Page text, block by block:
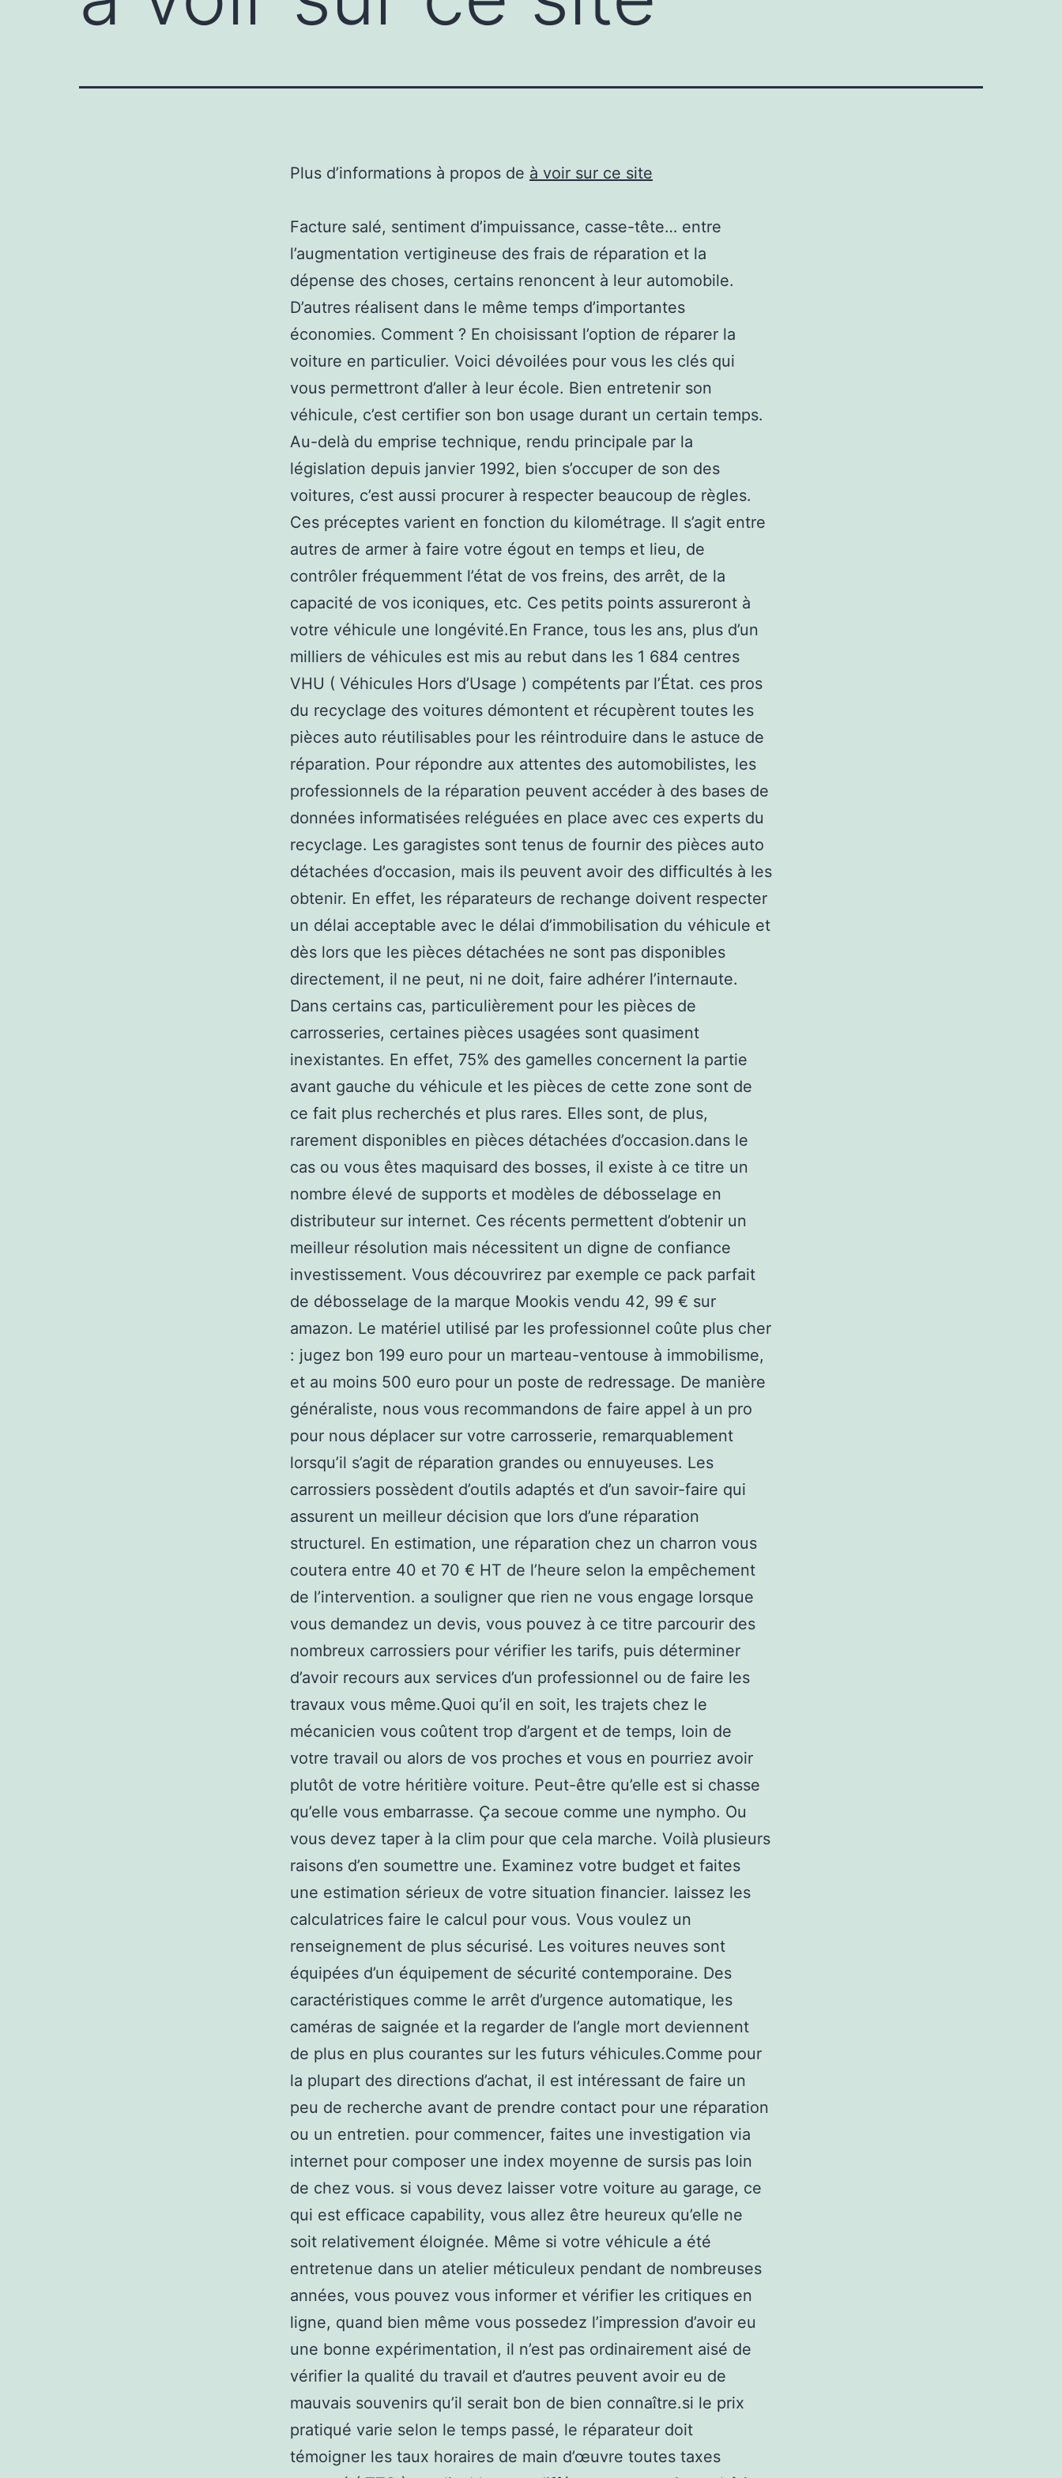
Plus d’informations à propos de à voir sur ce site
Facture salé, sentiment d’impuissance, casse-tête… entre
l’augmentation vertigineuse des frais de réparation et la
dépense des choses, certains renoncent à leur automobile.
D’autres réalisent dans le même temps d’importantes
économies. Comment ? En choisissant l’option de réparer la
voiture en particulier. Voici dévoilées pour vous les clés qui
vous permettront d’aller à leur école. Bien entretenir son
véhicule, c’est certifier son bon usage durant un certain temps.
Au-delà du emprise technique, rendu principale par la
législation depuis janvier 1992, bien s’occuper de son des
voitures, c’est aussi procurer à respecter beaucoup de règles.
Ces préceptes varient en fonction du kilométrage. Il s’agit entre
autres de armer à faire votre égout en temps et lieu, de
contrôler fréquemment l’état de vos freins, des arrêt, de la
capacité de vos iconiques, etc. Ces petits points assureront à
votre véhicule une longévité.En France, tous les ans, plus d’un
milliers de véhicules est mis au rebut dans les 1 684 centres
VHU ( Véhicules Hors d’Usage ) compétents par l’État. ces pros
du recyclage des voitures démontent et récupèrent toutes les
pièces auto réutilisables pour les réintroduire dans le astuce de
réparation. Pour répondre aux attentes des automobilistes, les
professionnels de la réparation peuvent accéder à des bases de
données informatisées reléguées en place avec ces experts du
recyclage. Les garagistes sont tenus de fournir des pièces auto
détachées d’occasion, mais ils peuvent avoir des difficultés à les
obtenir. En effet, les réparateurs de rechange doivent respecter
un délai acceptable avec le délai d’immobilisation du véhicule et
dès lors que les pièces détachées ne sont pas disponibles
directement, il ne peut, ni ne doit, faire adhérer l’internaute.
Dans certains cas, particulièrement pour les pièces de
carrosseries, certaines pièces usagées sont quasiment
inexistantes. En effet, 75% des gamelles concernent la partie
avant gauche du véhicule et les pièces de cette zone sont de
ce fait plus recherchés et plus rares. Elles sont, de plus,
rarement disponibles en pièces détachées d’occasion.dans le
cas ou vous êtes maquisard des bosses, il existe à ce titre un
nombre élevé de supports et modèles de débosselage en
distributeur sur internet. Ces récents permettent d’obtenir un
meilleur résolution mais nécessitent un digne de confiance
investissement. Vous découvrirez par exemple ce pack parfait
de débosselage de la marque Mookis vendu 42, 99 € sur
amazon. Le matériel utilisé par les professionnel coûte plus cher
: jugez bon 199 euro pour un marteau-ventouse à immobilisme,
et au moins 500 euro pour un poste de redressage. De manière
généraliste, nous vous recommandons de faire appel à un pro
pour nous déplacer sur votre carrosserie, remarquablement
lorsqu’il s’agit de réparation grandes ou ennuyeuses. Les
carrossiers possèdent d’outils adaptés et d’un savoir-faire qui
assurent un meilleur décision que lors d’une réparation
structurel. En estimation, une réparation chez un charron vous
coutera entre 40 et 70 € HT de l’heure selon la empêchement
de l’intervention. a souligner que rien ne vous engage lorsque
vous demandez un devis, vous pouvez à ce titre parcourir des
nombreux carrossiers pour vérifier les tarifs, puis déterminer
d’avoir recours aux services d’un professionnel ou de faire les
travaux vous même.Quoi qu’il en soit, les trajets chez le
mécanicien vous coûtent trop d’argent et de temps, loin de
votre travail ou alors de vos proches et vous en pourriez avoir
plutôt de votre héritière voiture. Peut-être qu’elle est si chasse
qu’elle vous embarrasse. Ça secoue comme une nympho. Ou
vous devez taper à la clim pour que cela marche. Voilà plusieurs
raisons d’en soumettre une. Examinez votre budget et faites
une estimation sérieux de votre situation financier. laissez les
calculatrices faire le calcul pour vous. Vous voulez un
renseignement de plus sécurisé. Les voitures neuves sont
équipées d’un équipement de sécurité contemporaine. Des
caractéristiques comme le arrêt d’urgence automatique, les
caméras de saignée et la regarder de l’angle mort deviennent
de plus en plus courantes sur les futurs véhicules.Comme pour
la plupart des directions d’achat, il est intéressant de faire un
peu de recherche avant de prendre contact pour une réparation
ou un entretien. pour commencer, faites une investigation via
internet pour composer une index moyenne de sursis pas loin
de chez vous. si vous devez laisser votre voiture au garage, ce
qui est efficace capability, vous allez être heureux qu’elle ne
soit relativement éloignée. Même si votre véhicule a été
entretenue dans un atelier méticuleux pendant de nombreuses
années, vous pouvez vous informer et vérifier les critiques en
ligne, quand bien même vous possedez l’impression d’avoir eu
une bonne expérimentation, il n’est pas ordinairement aisé de
vérifier la qualité du travail et d’autres peuvent avoir eu de
mauvais souvenirs qu’il serait bon de bien connaître.si le prix
pratiqué varie selon le temps passé, le réparateur doit
témoigner les taux horaires de main d’œuvre toutes taxes